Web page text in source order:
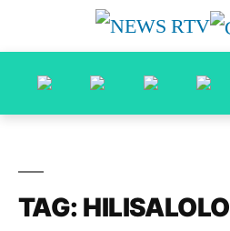
TAG: HILISALOLO